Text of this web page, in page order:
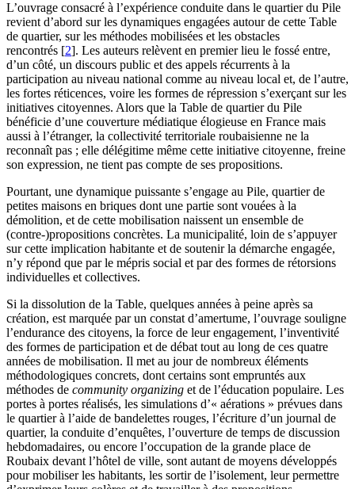
L’ouvrage consacré à l’expérience conduite dans le quartier du Pile
revient d’abord sur les dynamiques engagées autour de cette Table
de quartier, sur les méthodes mobilisées et les obstacles
rencontrés [2]. Les auteurs relèvent en premier lieu le fossé entre,
d’un côté, un discours public et des appels récurrents à la
participation au niveau national comme au niveau local et, de l’autre,
les fortes réticences, voire les formes de répression s’exerçant sur les
initiatives citoyennes. Alors que la Table de quartier du Pile
bénéficie d’une couverture médiatique élogieuse en France mais
aussi à l’étranger, la collectivité territoriale roubaisienne ne la
reconnaît pas ; elle délégitime même cette initiative citoyenne, freine
son expression, ne tient pas compte de ses propositions.
Pourtant, une dynamique puissante s’engage au Pile, quartier de
petites maisons en briques dont une partie sont vouées à la
démolition, et de cette mobilisation naissent un ensemble de
(contre-)propositions concrètes. La municipalité, loin de s’appuyer
sur cette implication habitante et de soutenir la démarche engagée,
n’y répond que par le mépris social et par des formes de rétorsions
individuelles et collectives.
Si la dissolution de la Table, quelques années à peine après sa
création, est marquée par un constat d’amertume, l’ouvrage souligne
l’endurance des citoyens, la force de leur engagement, l’inventivité
des formes de participation et de débat tout au long de ces quatre
années de mobilisation. Il met au jour de nombreux éléments
méthodologiques concrets, dont certains sont empruntés aux
méthodes de community organizing et de l’éducation populaire. Les
portes à portes réalisés, les simulations d’« aérations » prévues dans
le quartier à l’aide de bandelettes rouges, l’écriture d’un journal de
quartier, la conduite d’enquêtes, l’ouverture de temps de discussion
hebdomadaires, ou encore l’occupation de la grande place de
Roubaix devant l’hôtel de ville, sont autant de moyens développés
pour mobiliser les habitants, les sortir de l’isolement, leur permettre